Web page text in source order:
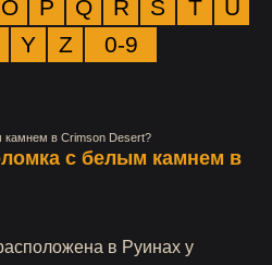
O P Q R S T
U
Y Z 0-9
камнем в Crimson Desert?
с белым камнем в
в Руинах у